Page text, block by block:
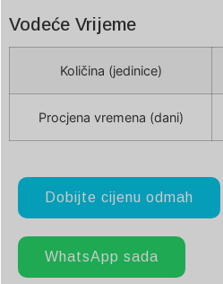
Vodeće Vrijeme
Količina (jedinice)
Procjena vremena (dani)
Dobijte cijenu odmah
WhatsApp sada